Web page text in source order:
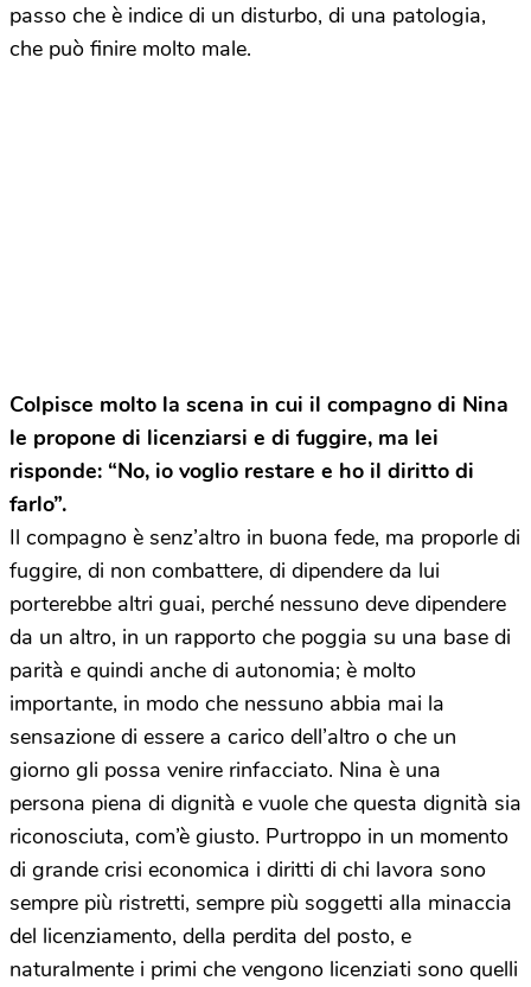
passo che è indice di un disturbo, di una patologia,
che può finire molto male.
Colpisce molto la scena in cui il compagno di Nina
le propone di licenziarsi e di fuggire, ma lei
risponde: “No, io voglio restare e ho il diritto di
farlo”.
Il compagno è senz’altro in buona fede, ma proporle di
fuggire, di non combattere, di dipendere da lui
porterebbe altri guai, perché nessuno deve dipendere
da un altro, in un rapporto che poggia su una base di
parità e quindi anche di autonomia; è molto
importante, in modo che nessuno abbia mai la
sensazione di essere a carico dell’altro o che un
giorno gli possa venire rinfacciato. Nina è una
persona piena di dignità e vuole che questa dignità sia
riconosciuta, com’è giusto. Purtroppo in un momento
di grande crisi economica i diritti di chi lavora sono
sempre più ristretti, sempre più soggetti alla minaccia
del licenziamento, della perdita del posto, e
naturalmente i primi che vengono licenziati sono quelli